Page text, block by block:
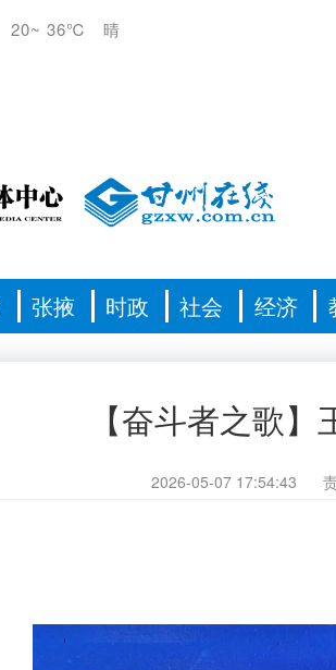
20~ 36℃ 晴
张掖 时政 社会 经济
【奋斗者之歌
2026-05-07 17:54:43